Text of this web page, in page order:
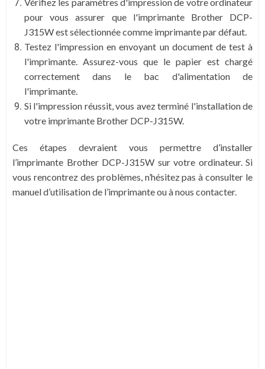
pour vous assurer que l'imprimante Brother DCP-
J315W est sélectionnée comme imprimante par défaut.
Testez l'impression en envoyant un document de test à
l'imprimante. Assurez-vous que le papier est chargé
correctement dans le bac d'alimentation de
l'imprimante.
Si l'impression réussit, vous avez terminé l'installation de
votre imprimante Brother DCP-J315W.
Ces étapes devraient vous permettre d’installer
l’imprimante Brother DCP-J315W sur votre ordinateur. Si
vous rencontrez des problèmes, n’hésitez pas à consulter le
manuel d’utilisation de l’imprimante ou à nous contacter.